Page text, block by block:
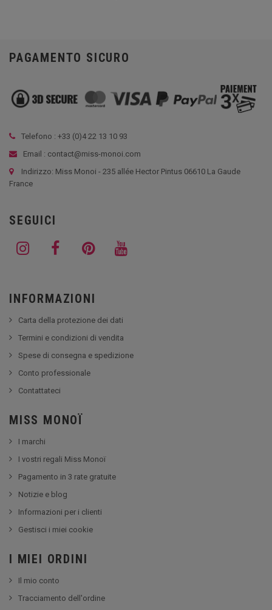
PAGAMENTO SICURO
Telefono : +33 (0)4 22 13 10 93
Email : contact@miss-monoi.com
Indirizzo: Miss Monoi - 235 allée Hector Pintus 06610 La Gaude
France
SEGUICI
INFORMAZIONI
Carta della protezione dei dati
Termini e condizioni di vendita
Spese di consegna e spedizione
Conto professionale
Contattateci
MISS MONOÏ
I marchi
I vostri regali Miss Monoï
Pagamento in 3 rate gratuite
Notizie e blog
Informazioni per i clienti
Gestisci i miei cookie
I MIEI ORDINI
Il mio conto
Tracciamento dell'ordine